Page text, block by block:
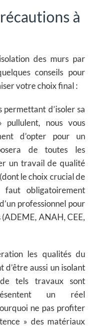
à
des murs par
conseils pour
votre choix final :
permettant d’isoler sa
pullulent, nous vous
d’opter pour un
de toutes les
un travail de qualité
le choix crucial de
faut obligatoirement
professionnel pour
ANAH, CEE,
les qualités du
aussi un isolant
tels travaux sont
un réel
ne pas profiter
» des matériaux